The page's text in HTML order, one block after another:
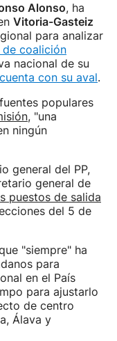
Alonso, ha
Vitoria-Gasteiz
para analizar
coalición
nacional de su
con su aval.
populares
, "una
ningún
general del PP,
general de
puestos de salida
del 5 de
"siempre" ha
para
en el País
para ajustarlo
de centro
Álava y